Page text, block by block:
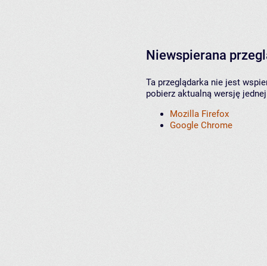
Niewspierana
Ta przeglądarka nie jest
pobierz aktualną wersję
Mozilla Firefox
Google Chrome